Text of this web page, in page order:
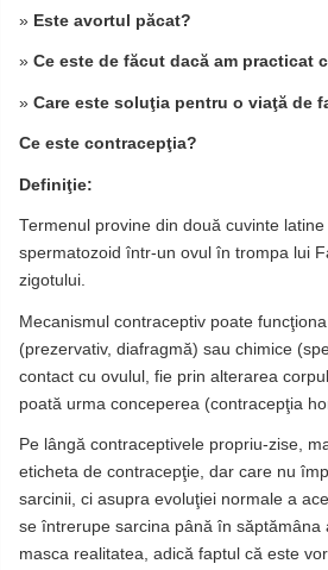
» Este avortul păcat?
» Ce este de făcut dacă am practicat
» Care este soluţia pentru o viaţă de
Ce este contracepţia?
Definiţie:
Termenul provine din două cuvinte latine
spermatozoid într-un ovul în trompa lui
zigotului.
Mecanismul contraceptiv poate
(prezervativ, diafragmă) sau chimice
contact cu ovulul, fie prin alterarea
poată urma conceperea (contracepţia
Pe lângă contraceptivele propriu-zise,
eticheta de contracepţie, dar care nu
sarcinii, ci asupra evoluţiei normale a
se întrerupe sarcina până în
masca realitatea, adică faptul că este